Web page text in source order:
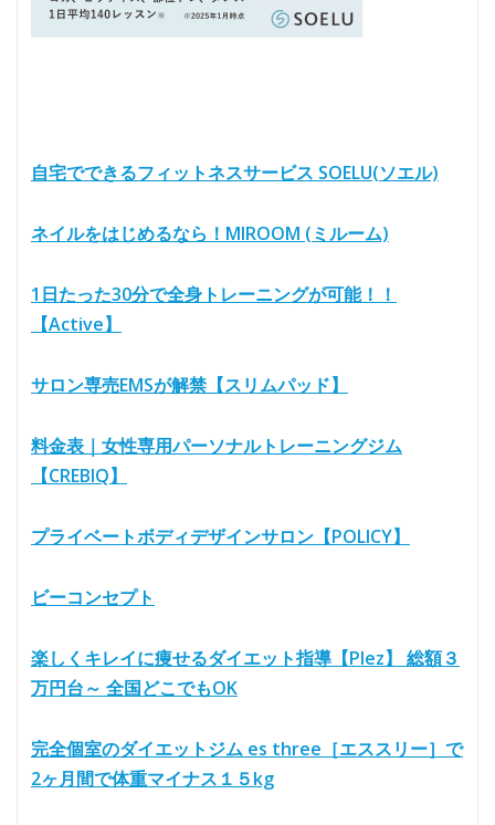
自宅でできるフィットネスサービス SOELU(ソエル)
ネイルをはじめるなら！MIROOM (ミルーム)
1日たった30分で全身トレーニングが可能！！
【Active】
サロン専売EMSが解禁【スリムパッド】
料金表｜女性専用パーソナルトレーニングジム
【CREBIQ】
プライベートボディデザインサロン【POLICY】
ビーコンセプト
楽しくキレイに痩せるダイエット指導【Plez】 総額３
万円台～ 全国どこでもOK
完全個室のダイエットジム es three［エススリー］で
2ヶ月間で体重マイナス１５kg